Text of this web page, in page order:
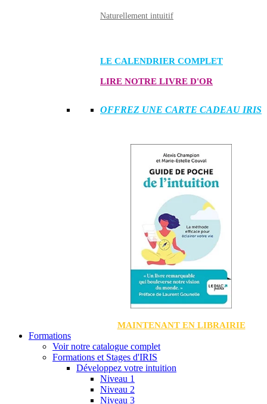
Naturellement intuitif
LE CALENDRIER COMPLET
LIRE NOTRE LIVRE D'OR
OFFREZ UNE CARTE CADEAU IRIS
MAINTENANT EN LIBRAIRIE
Formations
Voir notre catalogue complet
Formations et Stages d'IRIS
Développez votre intuition
Niveau 1
Niveau 2
Niveau 3